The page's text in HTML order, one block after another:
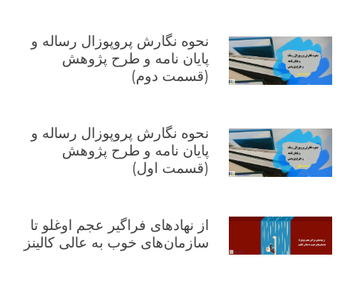
نحوه نگارش پروپوزال رساله و
پایان نامه و طرح پژوهش
(قسمت دوم)
نحوه نگارش پروپوزال رساله و
پایان نامه و طرح پژوهش
(قسمت اول)
از نهادهای فراگیر عجم اوغلو تا
سازمان‌های خوب به عالی کالینز